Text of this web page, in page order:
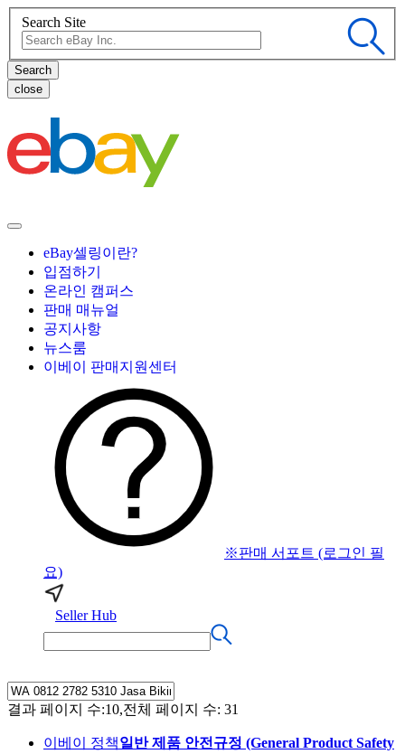
Search Site
close
eBay셀링이란?
입점하기
온라인 캠퍼스
판매 매뉴얼
공지사항
뉴스룸
이베이 판매지원센터
※판매 서포트 (로그인 필
요)
Seller Hub
결과 페이지 수:10,전체 페이지 수: 31
이베이 정책일반 제품 안전규정 (General Product Safety